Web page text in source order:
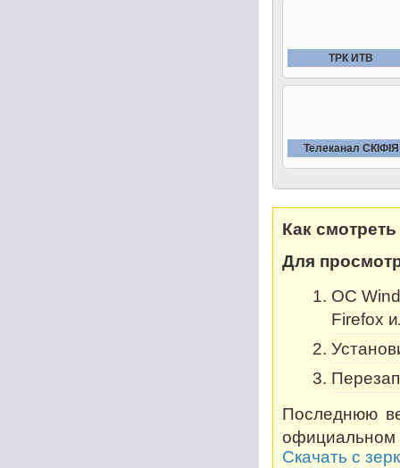
ТРК ИТВ
Телеканал СКIФIЯ
Как
Для
OC
Firefox
Последнюю
официальном
Скачать с